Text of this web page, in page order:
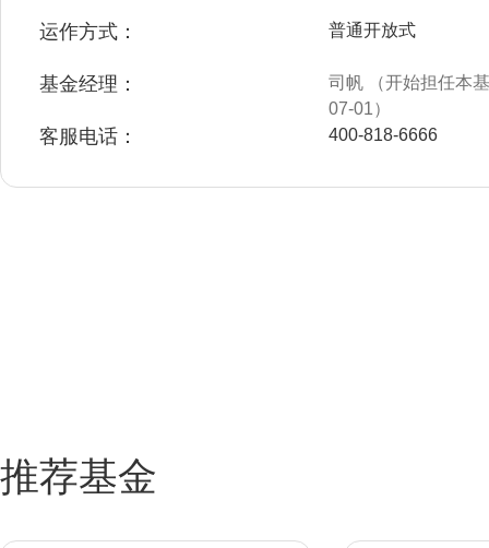
运作方式： 普通开放式
基金经理：
司帆 （开始担任本
07-01）
客服电话： 400-818-6666
推荐基金